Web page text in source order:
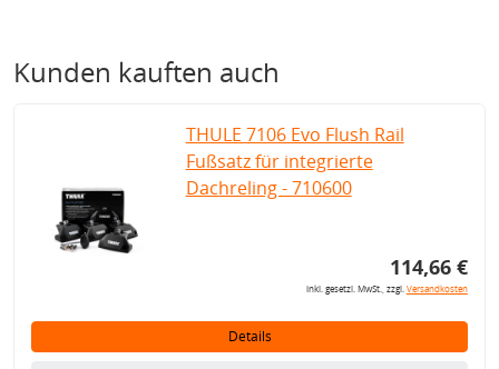
Kunden kauften auch
THULE 7106 Evo Flush Rail
Fußsatz für integrierte
Dachreling - 710600
114,66 €
inkl. gesetzl. MwSt., zzgl.Versandkosten
Details